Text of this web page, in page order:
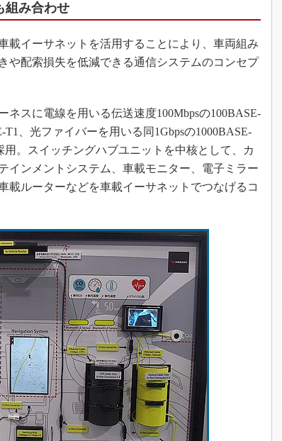
グローバル設計・開発
制御セキュリティ
組み合わせ
イーサネットを活用することにより、車両組み
や配索損失を低減できる通信システムのコンセプ
スに電線を用いる伝送速度100Mbpsの100BASE-
、光ファイバーを用いる同1Gbpsの1000BASE-
。スイッチングハブユニットを中核として、カ
インメントシステム、車載モニター、電子ミラー
載ルーターなどを車載イーサネットでつなげるコ